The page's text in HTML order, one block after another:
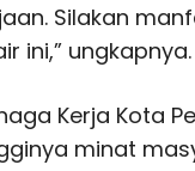
Silakan
ini,” ungkapnya.
Kerja Kota
minat